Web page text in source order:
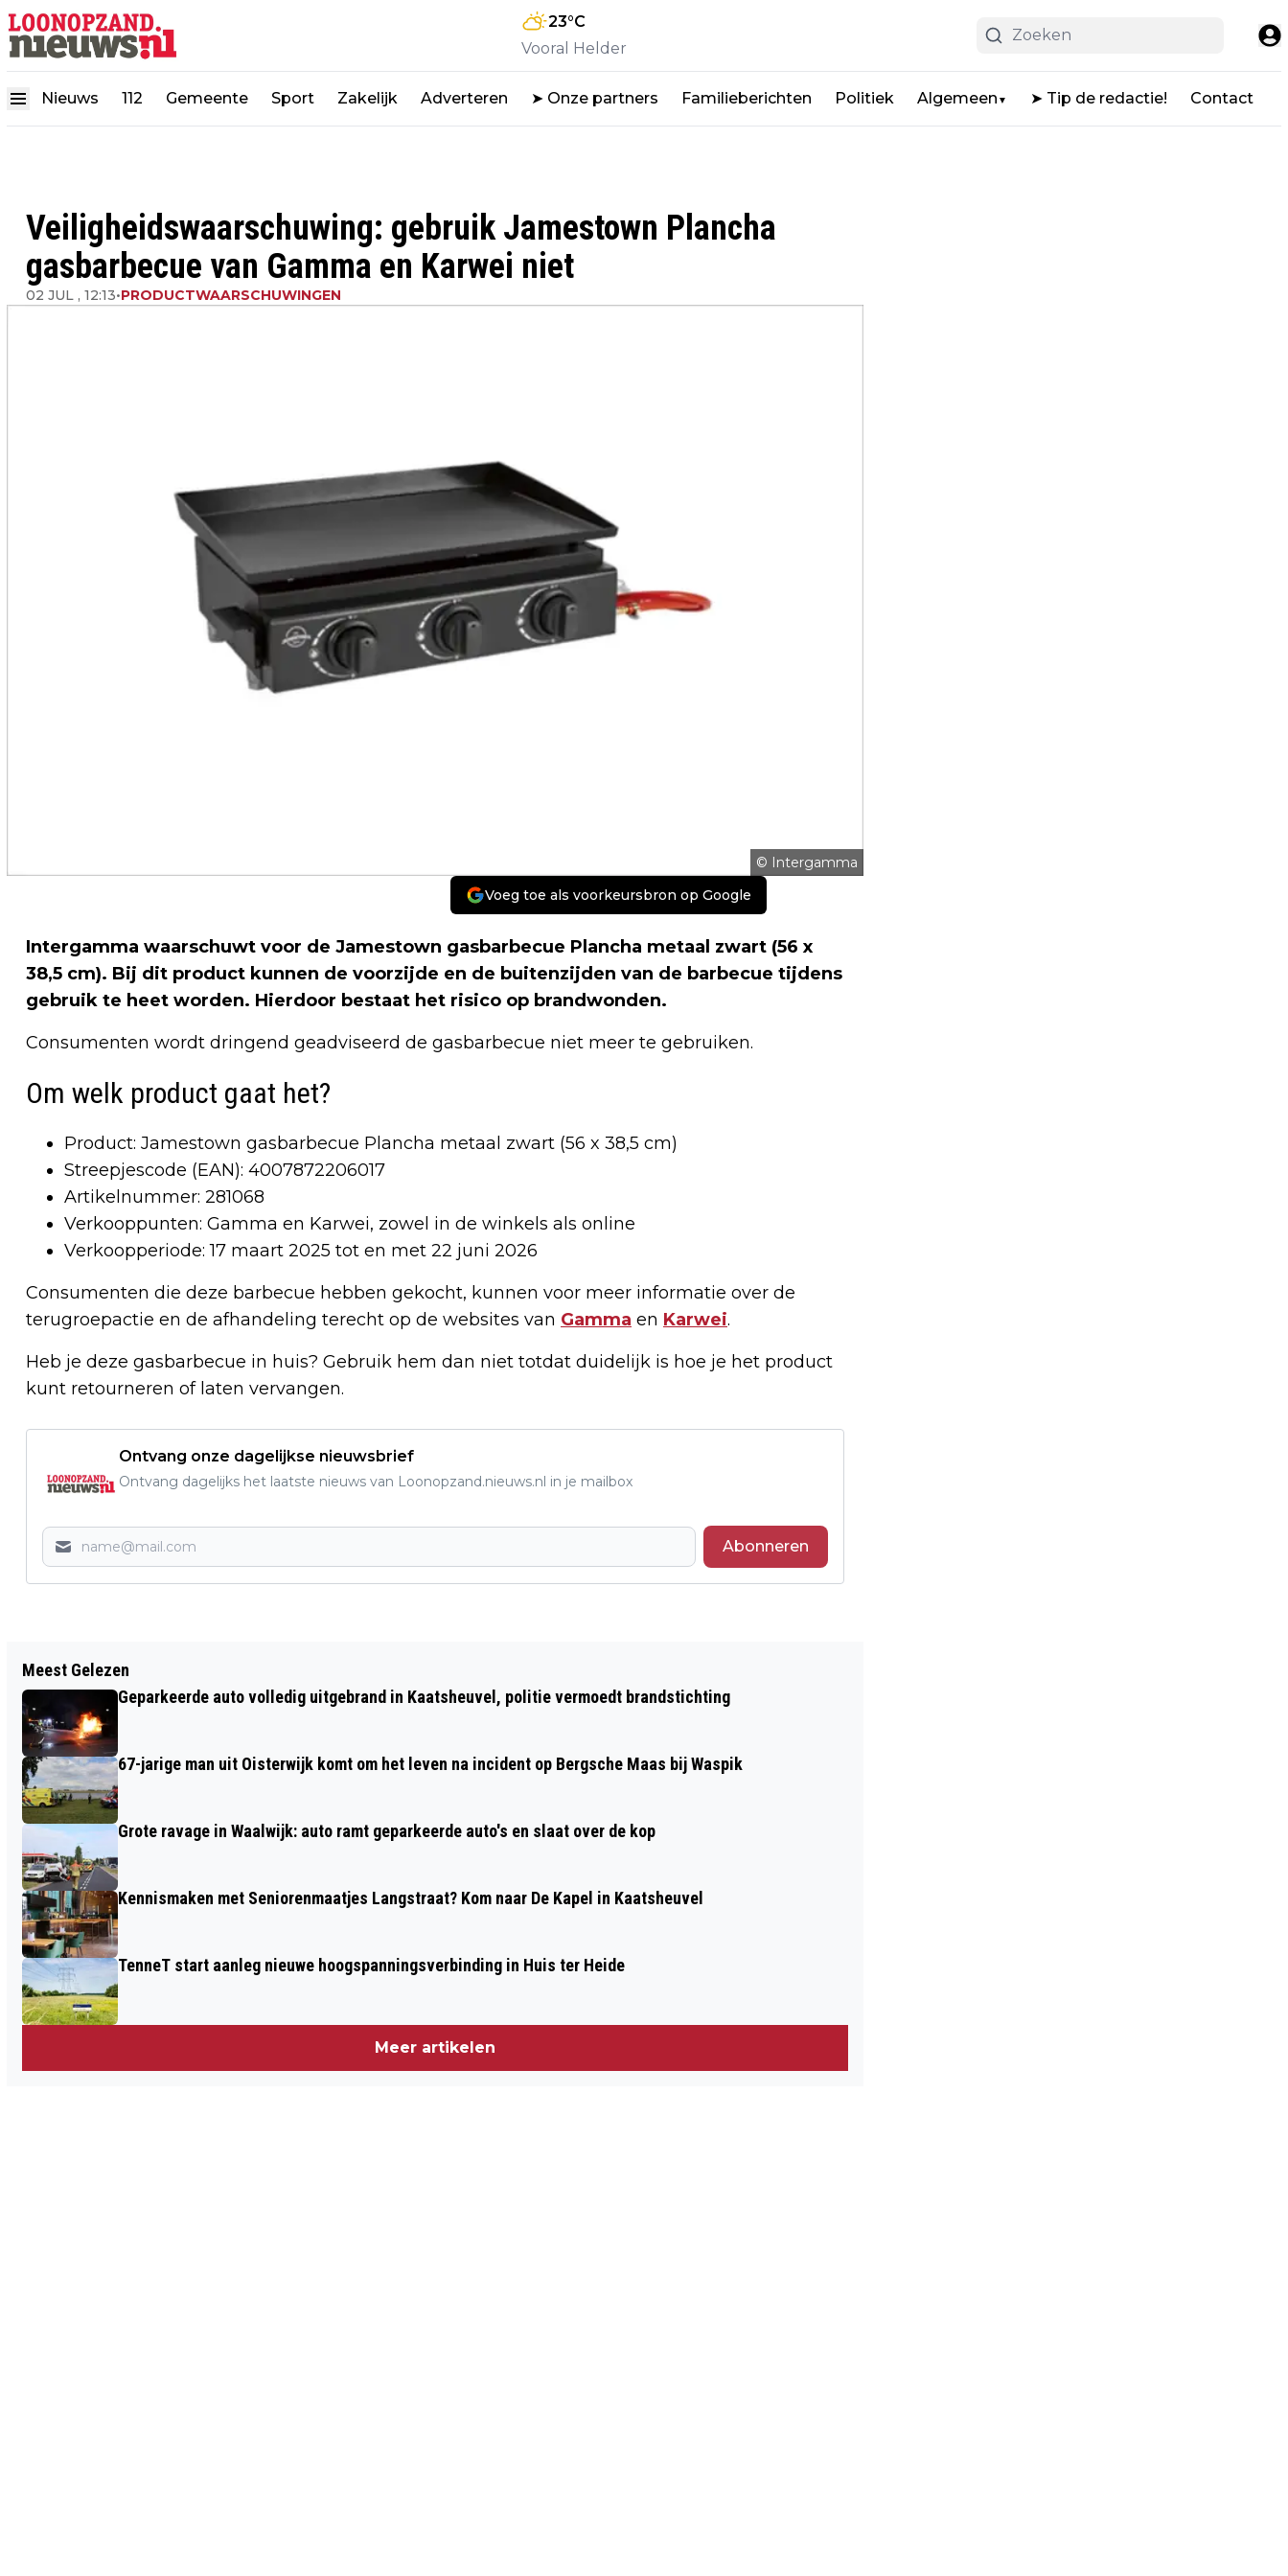
23°C
Vooral Helder
Nieuws 112 Gemeente Sport Zakelijk Adverteren ➤ Onze partners Familieberichten Politiek Algemeen ▼ ➤ Tip de redactie! Contact
Veiligheidswaarschuwing: gebruik Jamestown Plancha
gasbarbecue van Gamma en Karwei niet
02 JUL , 12:13•PRODUCTWAARSCHUWINGEN
© Intergamma
Voeg toe als voorkeursbron op Google
Intergamma waarschuwt voor de Jamestown gasbarbecue Plancha metaal zwart (56 x
38,5 cm). Bij dit product kunnen de voorzijde en de buitenzijden van de barbecue tijdens
gebruik te heet worden. Hierdoor bestaat het risico op brandwonden.
Consumenten wordt dringend geadviseerd de gasbarbecue niet meer te gebruiken.
Om welk product gaat het?
Product: Jamestown gasbarbecue Plancha metaal zwart (56 x 38,5 cm)
Streepjescode (EAN): 4007872206017
Artikelnummer: 281068
Verkooppunten: Gamma en Karwei, zowel in de winkels als online
Verkoopperiode: 17 maart 2025 tot en met 22 juni 2026
Consumenten die deze barbecue hebben gekocht, kunnen voor meer informatie over de
terugroepactie en de afhandeling terecht op de websites van Gamma en Karwei.
Heb je deze gasbarbecue in huis? Gebruik hem dan niet totdat duidelijk is hoe je het product
kunt retourneren of laten vervangen.
Ontvang onze dagelijkse nieuwsbrief
Ontvang dagelijks het laatste nieuws van Loonopzand.nieuws.nl in je mailbox
Abonneren
GARAGE EKELSCHOT ZOEKT
SERVICEADVISEUR MET HART VOOR
KLANTEN EN AUTO'S
MIDDEN-BRABANTWEG BIJ LOON OP
Meest Gelezen
Geparkeerde auto volledig uitgebrand in Kaatsheuvel, politie vermoedt brandstichting
67-jarige man uit Oisterwijk komt om het leven na incident op Bergsche Maas bij Waspik
Grote ravage in Waalwijk: auto ramt geparkeerde auto's en slaat over de kop
Kennismaken met Seniorenmaatjes Langstraat? Kom naar De Kapel in Kaatsheuvel
TenneT start aanleg nieuwe hoogspanningsverbinding in Huis ter Heide
Meer artikelen